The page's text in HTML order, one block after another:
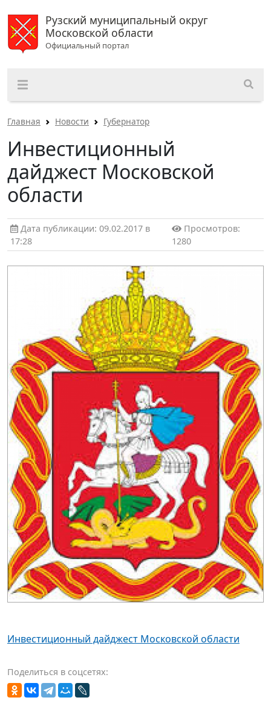
Рузский муниципальный округ
Московской области
Официальный портал
Главная Новости Губернатор
Инвестиционный
дайджест Московской
области
Дата публикации: 09.02.2017 в
17:28
Просмотров:
1280
Инвестиционный дайджест Московской области
Поделиться в соцсетях: